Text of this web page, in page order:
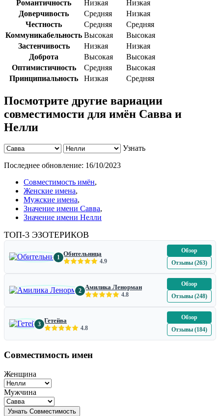
Романтичность Низкая
Низкая
Доверчивость
Средняя
Низкая
Честность
Средняя
Средняя
Коммуникабельность Высокая
Высокая
Застенчивость
Низкая
Низкая
Доброта
Высокая
Высокая
Оптимистичность
Средняя
Высокая
Принципиальность
Низкая Средняя
Посмотрите другие вариации
совместимости для имён Савва и
Нелли
Узнать
Последнее обновление: 16/10/2023
Совместимость имён,
Женские имена,
Мужские имена,
Значение имени Савва,
Значение имени Нелли
ТОП-3 ЭЗОТЕРИКОВ
1 Обительница
4.9
Обзор
Отзывы (263)
2 Амилика Ленорман
4.8
Обзор
Отзывы (248)
3 Гетейва
4.8
Обзор
Отзывы (184)
Совместимость имен
Женщина
Мужчина